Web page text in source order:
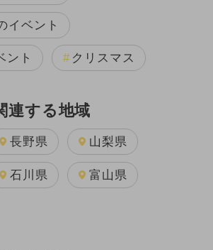
イベント
ント クリスマス
連する地域
長野県 山梨県
石川県 富山県